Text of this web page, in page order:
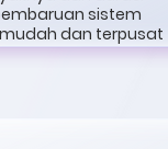
sistem
dan terpusat